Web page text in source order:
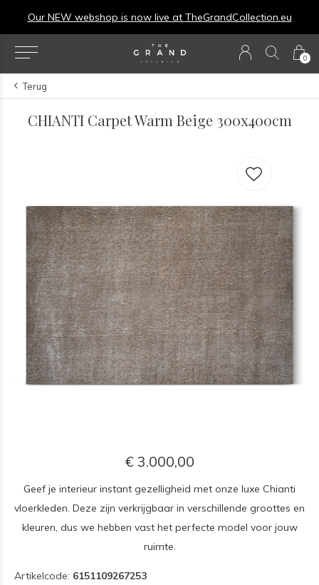
0
Our NEW webshop is now live at TheGrandCollection.eu
Terug
CHIANTI Carpet Warm Beige 300x400cm
€ 3.000,00
Geef je interieur instant gezelligheid met onze luxe Chianti
vloerkleden. Deze zijn verkrijgbaar in verschillende groottes en
kleuren, dus we hebben vast het perfecte model voor jouw
ruimte.
Artikelcode: 6151109267253